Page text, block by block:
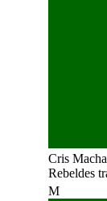
Cris
Rebeldes
M